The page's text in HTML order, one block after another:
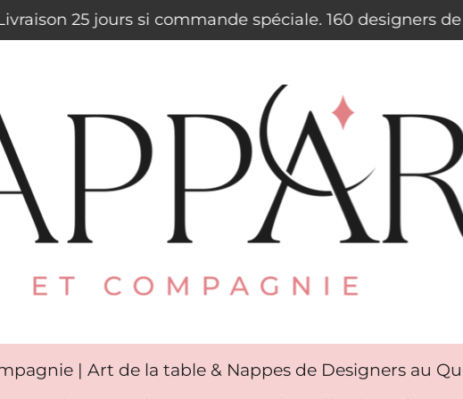
25 jours si commande spéciale. 160 designers
| Art de la table & Nappes de Designers au